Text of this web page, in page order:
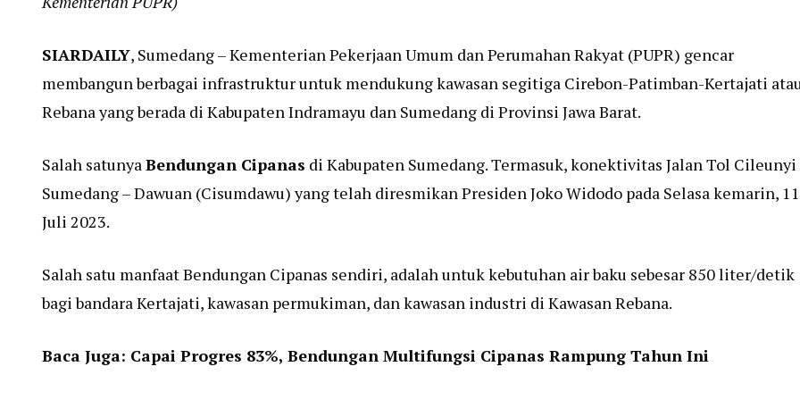
SIARDAILY, Sumedang – Kementerian Pekerjaan Umum dan Perumahan Rakyat (PUPR) gencar
membangun berbagai infrastruktur untuk mendukung kawasan segitiga Cirebon-Patimban-Kertajati
Rebana yang berada di Kabupaten Indramayu dan Sumedang di Provinsi Jawa Barat.
Salah satunyaBendungan Cipanas di Kabupaten Sumedang. Termasuk, konektivitas Jalan Tol Cileunyi
Sumedang – Dawuan (Cisumdawu) yang telah diresmikan Presiden Joko Widodo pada Selasa kemarin, 11
Juli 2023.
Salah satu manfaat Bendungan Cipanas sendiri, adalah untuk kebutuhan air baku sebesar 850 liter/detik
bagi bandara Kertajati, kawasan permukiman, dan kawasan industri di Kawasan Rebana.
Baca Juga: Capai Progres 83%, Bendungan Multifungsi Cipanas Rampung Tahun Ini